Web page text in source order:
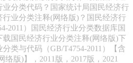
分类代码？国家统计局国民经济行
业分类注释(网络版)？国民经济行
2011）国民经济行业分类数据库国
载国民经济行业分类注释(网络版)下
类与代码（GB/T4754-2011）【含
络版)】，2011版，2017版，2021